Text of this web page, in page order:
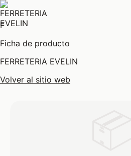
F
Ficha de producto
FERRETERIA EVELIN
Volver al sitio web